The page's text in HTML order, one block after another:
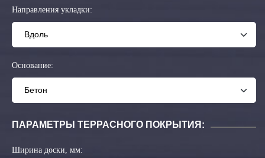
Направления укладки:
Основание:
ПАРАМЕТРЫ ТЕРРАСНОГО ПОКРЫТИЯ:
Ширина доски, мм: